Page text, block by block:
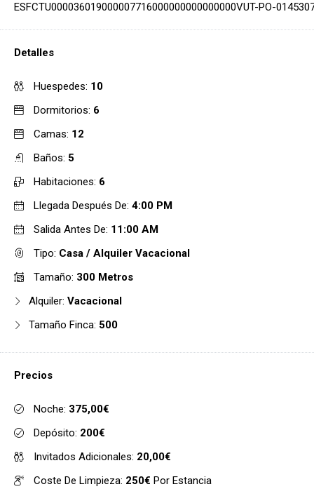
ESFCTU000036019000007716000000000000000VUT-PO-
Detalles
Huespedes: 10
Dormitorios: 6
Camas: 12
Baños: 5
Habitaciones: 6
Llegada Después De: 4:00 PM
Salida Antes De: 11:00 AM
Tipo: Casa / Alquiler Vacacional
Tamaño: 300 Metros
Alquiler: Vacacional
Tamaño Finca: 500
Precios
Noche: 375,00€
Depósito: 200€
Invitados Adicionales: 20,00€
Coste De Limpieza: 250€ Por Estancia